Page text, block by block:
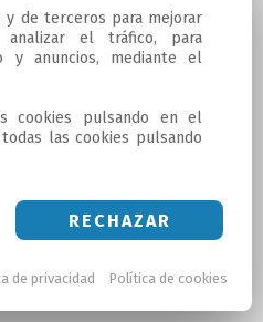
y de terceros para mejorar
analizar el tráfico, para
y anuncios, mediante el
cookies pulsando en el
las cookies pulsando
RECHAZAR
de privacidad Política de cookies